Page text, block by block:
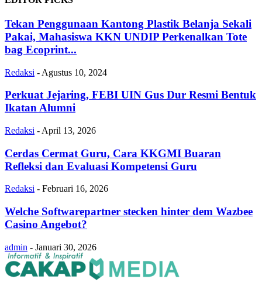
Tekan Penggunaan Kantong Plastik Belanja Sekali
Pakai, Mahasiswa KKN UNDIP Perkenalkan Tote
bag Ecoprint...
Redaksi - Agustus 10, 2024
Perkuat Jejaring, FEBI UIN Gus Dur Resmi Bentuk
Ikatan Alumni
Redaksi - April 13, 2026
Cerdas Cermat Guru, Cara KKGMI Buaran
Refleksi dan Evaluasi Kompetensi Guru
Redaksi - Februari 16, 2026
Welche Softwarepartner stecken hinter dem Wazbee
Casino Angebot?
admin - Januari 30, 2026